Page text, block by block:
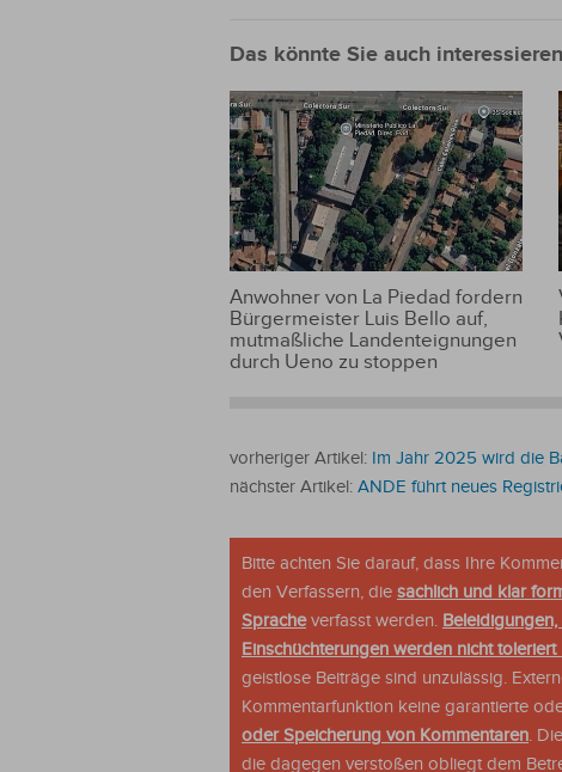
Das könnte Sie auch
Anwohner von La Piedad fordern
Bürgermeister Luis Bello auf,
mutmaßliche Landenteignungen
durch Ueno zu stoppen
vorheriger Artikel: Im Jahr 2025 wird die
nächster Artikel: ANDE führt neues
Bitte achten Sie darauf, dass Ihre
den Verfassern, die sachlich und klar
Spracheverfasst werden.
Einschüchterungen werden nicht toleriert
geistlose Beiträge sind unzulässig.
Kommentarfunktion keine garantierte
oder Speicherung von Kommentaren.
die dagegen verstoßen obliegt dem